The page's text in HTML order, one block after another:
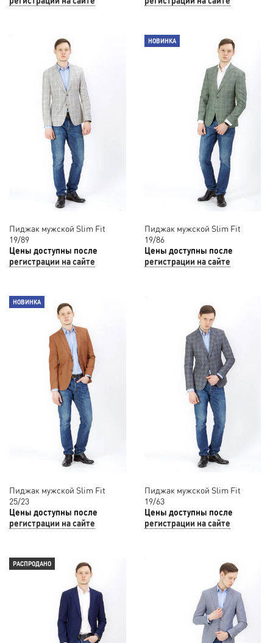
Пиджак мужской Slim Fit
19/89
Цены доступны после
регистрации на сайте
НОВИНКА
Пиджак мужской Slim Fit
19/86
Цены доступны после
регистрации на сайте
НОВИНКА
Пиджак мужской Slim Fit
25/23
Цены доступны после
регистрации на сайте
Пиджак мужской Slim Fit
19/63
Цены доступны после
регистрации на сайте
РАСПРОДАНО